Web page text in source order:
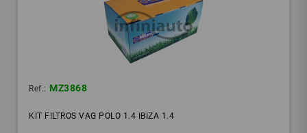
Ref.: MZ3868
KIT FILTROS VAG POLO 1.4 IBIZA 1.4